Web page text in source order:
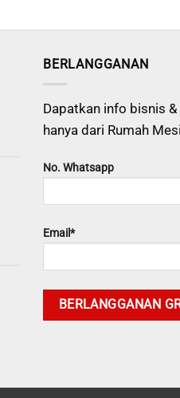
BERLANGGANAN
Dapatkan info bisnis
hanya dari Rumah
No. Whatsapp
Email*